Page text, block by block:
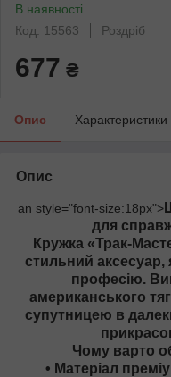
В наявності
Код: 15563
Роздріб
677 ₴
Опис Характеристики
Опис
an style="font-size:18px">
для
Кружка «Трак-
стильний аксесуар,
професію.
американського
супутницею в
Чому варто
• Матеріал